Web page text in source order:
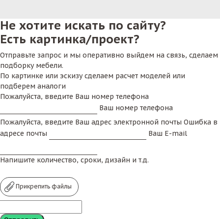
Не хотите искать по сайту?
Есть картинка/проект?
Отправьте запрос и мы оперативно выйдем на связь, сделаем
подборку мебели.
По картинке или эскизу сделаем расчет моделей или
подберем аналоги
Пожалуйста, введите Ваш номер телефона
Ваш номер телефона
Пожалуйста, введите Ваш адрес электронной почты Ошибка в
адресе почты
Ваш E-mail
Напишите количество, сроки, дизайн и т.д.
Прикрепить файлы